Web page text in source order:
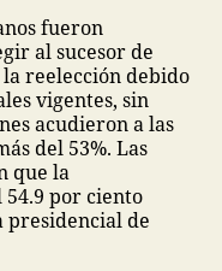
fueron
al sucesor de
reelección debido
vigentes, sin
acudieron a las
del 53%. Las
que la
por ciento
de